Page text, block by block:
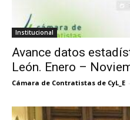
Institucional
Avance datos
León. Enero –
Cámara de Contratistas de CyL_E -